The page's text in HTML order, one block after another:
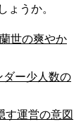
ょうか。
世の爽やか
ダー少人数の
す運営の意図